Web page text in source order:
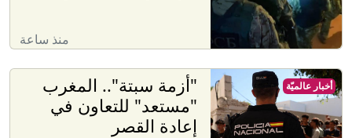
منذ ساعة
"أزمة سبتة".. المغرب
"مستعد" للتعاون في
إعادة القصر
أخبار عالميّة